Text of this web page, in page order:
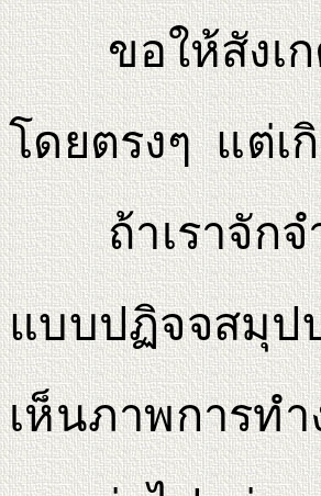
ขอให้สังเก
โดยตรงๆ แต่เ
ถ้าเราจักจําล
แบบปฏิจจสมุป
เห็นภาพการทํ